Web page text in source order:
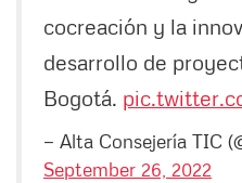
cocreación y la
desarrollo de
Bogotá.
— Alta Consejería TIC
September 26, 2022